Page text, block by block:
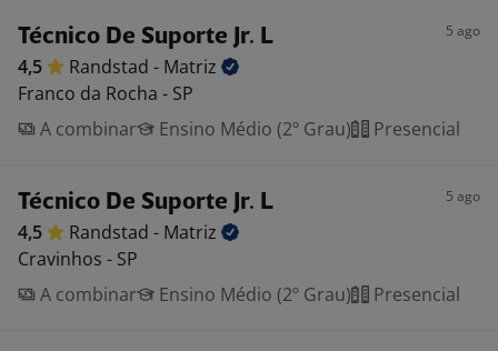
Técnico De Suporte Jr. L 5 ago
4,5 Randstad - Matriz
Franco da Rocha - SP
A combinar
Ensino Médio (2º Grau) Presencial
Técnico De Suporte Jr. L 5 ago
4,5 Randstad - Matriz
Cravinhos - SP
A combinar
Ensino Médio (2º Grau) Presencial